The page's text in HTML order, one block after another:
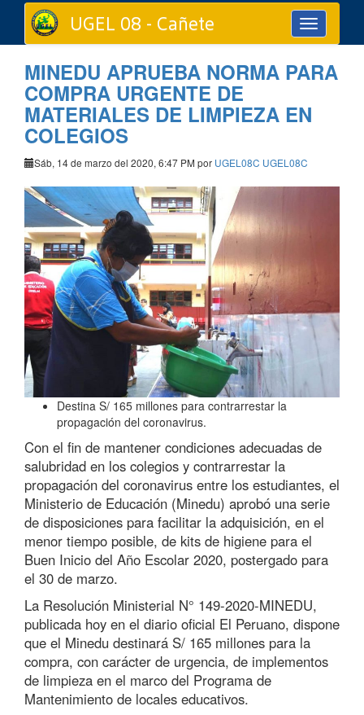
Toggle
navigation
UGEL 08 - Cañete
MINEDU APRUEBA NORMA PARA
COMPRA URGENTE DE
MATERIALES DE LIMPIEZA EN
COLEGIOS
Sáb, 14 de marzo del 2020, 6:47 PM por UGEL08C UGEL08C
Destina S/ 165 millones para contrarrestar la
propagación del coronavirus.
Con el fin de mantener condiciones adecuadas de
salubridad en los colegios y contrarrestar la
propagación del coronavirus entre los estudiantes, el
Ministerio de Educación (Minedu) aprobó una serie
de disposiciones para facilitar la adquisición, en el
menor tiempo posible, de kits de higiene para el
Buen Inicio del Año Escolar 2020, postergado para
el 30 de marzo.
La Resolución Ministerial N° 149-2020-MINEDU,
publicada hoy en el diario oficial El Peruano, dispone
que el Minedu destinará S/ 165 millones para la
compra, con carácter de urgencia, de implementos
de limpieza en el marco del Programa de
Mantenimiento de locales educativos.